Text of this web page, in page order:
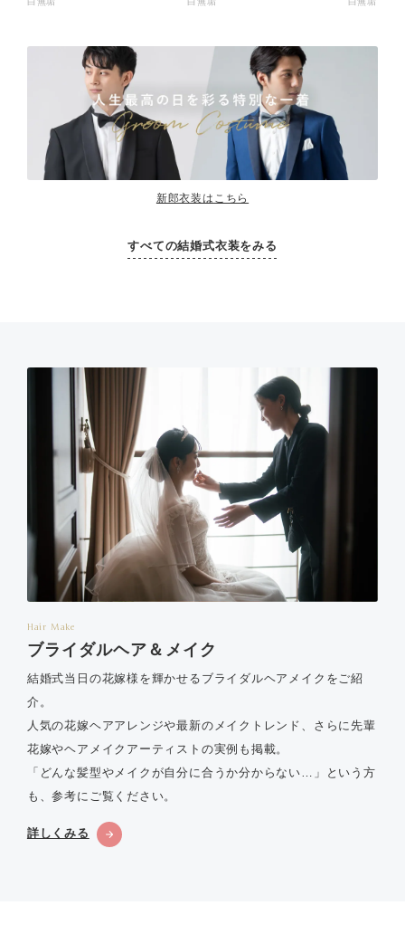
新郎衣装はこちら
すべての結婚式衣装をみる
Hair Make
ブライダルヘア＆メイク
結婚式当日の花嫁様を輝かせるブライダルヘアメイクをご紹
介。
人気の花嫁ヘアアレンジや最新のメイクトレンド、さらに先輩
花嫁やヘアメイクアーティストの実例も掲載。
「どんな髪型やメイクが自分に合うか分からない…」という方
も、参考にご覧ください。
詳しくみる